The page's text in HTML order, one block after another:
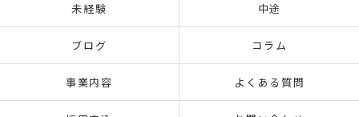
未経験 中途
ブログ コラム
事業内容 よくある質問